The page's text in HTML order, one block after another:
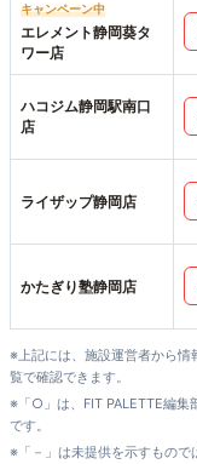
キャンペーン中
エレメント静岡葵タ
ワー店
ハコジム静岡駅南口
店
ライザップ静岡店
かたぎり塾静岡店
※上記には、施設運営者から情
覧で確認できます。
※「○」は、FIT PALETTE編集
です。
※「－」は未提供を示すもので